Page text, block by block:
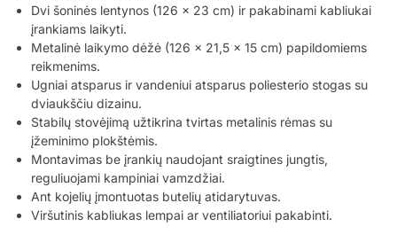
Dvi šoninės lentynos (126 x 23 cm) ir pakabinami kabliukai
įrankiams laikyti.
Metalinė laikymo dėžė (126 x 21,5 x 15 cm) papildomiems
reikmenims.
Ugniai atsparus ir vandeniui atsparus poliesterio stogas su
dviaukščiu dizainu.
Stabilų stovėjimą užtikrina tvirtas metalinis rėmas su
įžeminimo plokštėmis.
Montavimas be įrankių naudojant sraigtines jungtis,
reguliuojami kampiniai vamzdžiai.
Ant kojelių įmontuotas butelių atidarytuvas.
Viršutinis kabliukas lempai ar ventiliatoriui pakabinti.